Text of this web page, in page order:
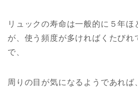
リュックの寿命は一般的に５年ほ
が、使う頻度が多ければくたびれ
で、
周りの目が気になるようであれば